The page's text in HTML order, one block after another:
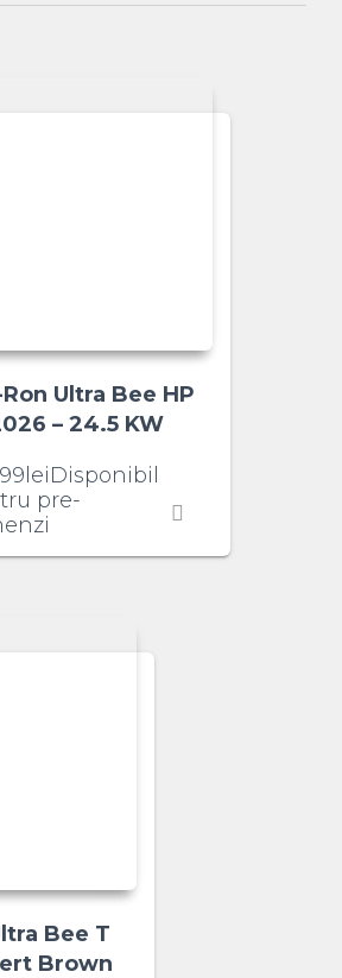
Ultra Bee HP
– 24.5 KW
leiDisponibil
pre-
Bee T
Brown